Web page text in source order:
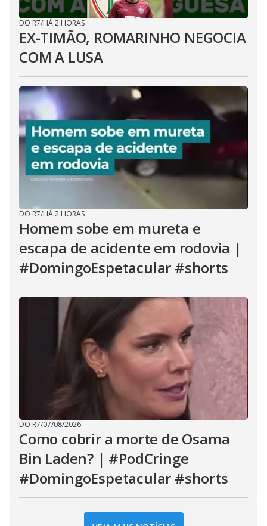
DO R7/HÁ 2 HORAS
EX-TIMÃO, ROMARINHO NEGOCIA
COM A LUSA
DO R7/HÁ 2 HORAS
Homem sobe em mureta e
escapa de acidente em rodovia |
#DomingoEspetacular #shorts
DO R7/07/08/2026
Como cobrir a morte de Osama
Bin Laden? | #PodCringe
#DomingoEspetacular #shorts